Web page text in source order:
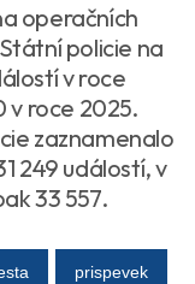
operačních
policie na
v roce
v roce 2025.
zaznamenalo
249 událostí, v
33 557.
prispevek